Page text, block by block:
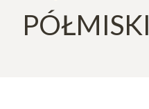
PÓŁMISKI